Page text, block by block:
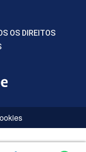
OS DIREITOS